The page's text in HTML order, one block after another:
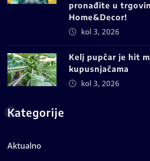
pronađite u
Home&Decor!
kol 3, 2026
Kelj pupčar je hit
kupusnjačama
kol 3, 2026
Kategorije
Aktualno